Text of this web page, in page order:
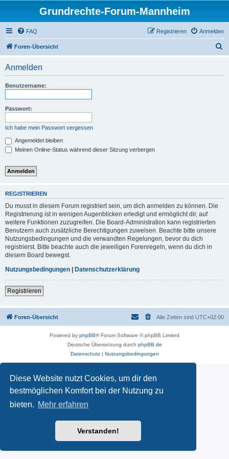
Diese Website nutzt Cookies, um dir den
bestmöglichen Komfort bei der Nutzung zu
bieten. Mehr erfahren
Verstanden!
Grundrechte-Forum-Mannheim
FAQ Anmelden
Registrieren
Foren-Übersicht
Anmelden
Benutzername:
Passwort:
Ich habe mein Passwort vergessen
Angemeldet bleiben
Meinen Online-Status während dieser Sitzung verbergen
REGISTRIEREN
Du musst in diesem Forum registriert sein, um dich anmelden zu können. Die
Registrierung ist in wenigen Augenblicken erledigt und ermöglicht dir, auf
weitere Funktionen zuzugreifen. Die Board-Administration kann registrierten
Benutzern auch zusätzliche Berechtigungen zuweisen. Beachte bitte unsere
Nutzungsbedingungen und die verwandten Regelungen, bevor du dich
registrierst. Bitte beachte auch die jeweiligen Forenregeln, wenn du dich in
diesem Board bewegst.
Nutzungsbedingungen | Datenschutzerklärung
Registrieren
Foren-Übersicht Alle Zeiten sind UTC+02:00
Powered by phpBB® Forum Software © phpBB Limited
Deutsche Übersetzung durch phpBB.de
Datenschutz| Nutzungsbedingungen